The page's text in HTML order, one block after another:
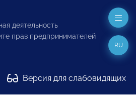
деятельность
прав предпринимателей
Версия для слабовидящих
RU